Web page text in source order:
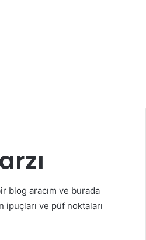
blog aracım ve burada
ve püf noktaları